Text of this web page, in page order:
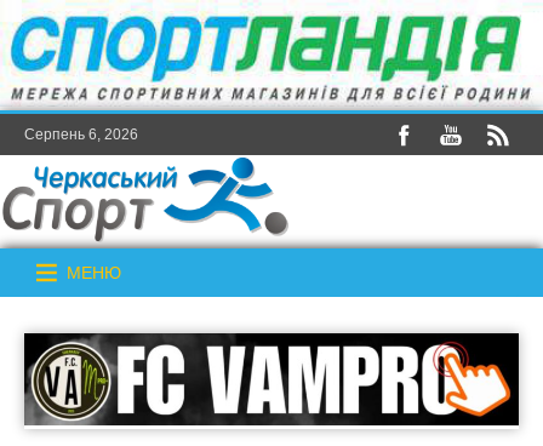
Серпень 6, 2026
МЕНЮ